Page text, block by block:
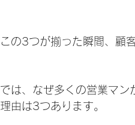
この3つが揃った瞬間、顧
では、なぜ多くの営業マン
理由は3つあります。